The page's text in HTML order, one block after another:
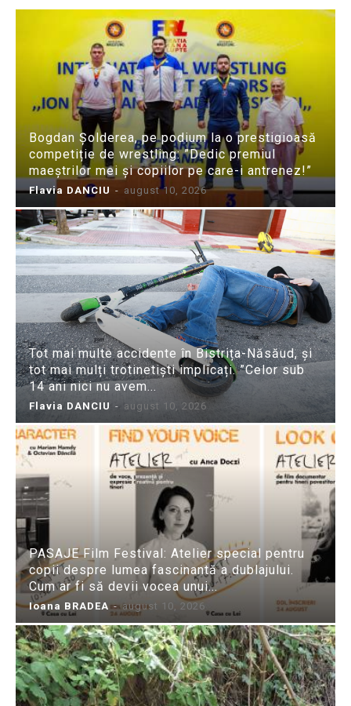
Bogdan Șolderea, pe podium la o prestigioasă
competiție de wrestling: ”Dedic premiul
maeștrilor mei și copiilor pe care-i antrenez!”
Flavia DANCIU - august 10, 2026
Tot mai multe accidente în Bistrița-Năsăud, și
tot mai mulți trotinetiști implicați. ”Celor sub
14 ani nici nu avem...
Flavia DANCIU - august 10, 2026
PASAJE Film Festival: Atelier special pentru
copii despre lumea fascinantă a dublajului.
Cum ar fi să devii vocea unui...
Ioana BRADEA - august 10, 2026